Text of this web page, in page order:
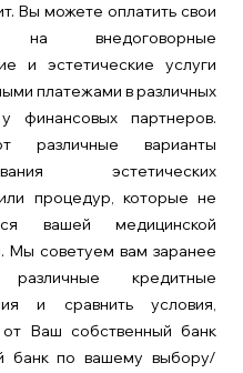
Вы можете оплатить свои
на внедоговорные
и эстетические услуги
платежами в различных
финансовых партнеров.
различные варианты
эстетических
процедур, которые не
вашей медицинской
Мы советуем вам заранее
различные кредитные
и сравнить условия,
Ваш собственный банк
банк по вашему выбору/